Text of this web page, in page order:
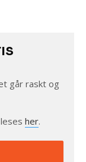
går raskt og
her.